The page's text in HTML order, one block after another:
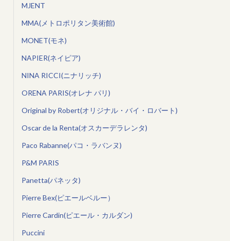
MJENT
MMA(メトロポリタン美術館)
MONET(モネ)
NAPIER(ネイピア)
NINA RICCI(ニナリッチ)
ORENA PARIS(オレナ パリ)
Original by Robert(オリジナル・バイ・ロバート)
Oscar de la Renta(オスカーデラレンタ)
Paco Rabanne(パコ・ラバンヌ)
P&M PARIS
Panetta(パネッタ)
Pierre Bex(ピエールベルー）
Pierre Cardin(ピエール・カルダン)
Puccini